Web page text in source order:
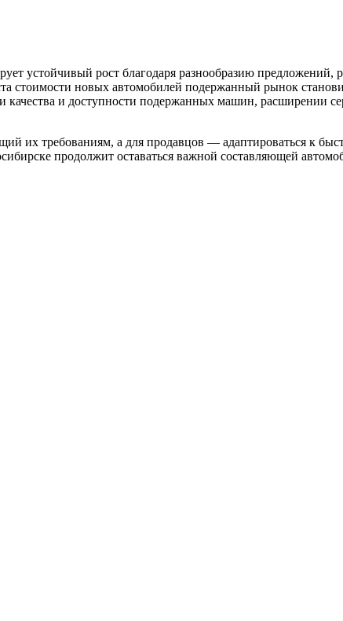
устойчивый рост благодаря разнообразию
стоимости новых автомобилей подержанный рынок
и доступности подержанных машин, расширении
их требованиям, а для продавцов — адаптироваться к
продолжит оставаться важной составляющей